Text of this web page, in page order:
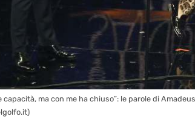
capacità, ma con me ha chiuso”: le parole di